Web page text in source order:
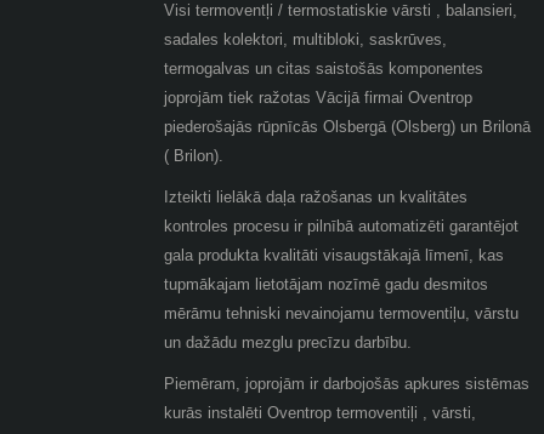
Visi termoventļi / termostatiskie vārsti , balansieri,
sadales kolektori, multibloki, saskrūves,
termogalvas un citas saistošās komponentes
joprojām tiek ražotas Vācijā firmai Oventrop
piederošajās rūpnīcās Olsbergā (Olsberg) un Brilonā
( Brilon).
Izteikti lielākā daļa ražošanas un kvalitātes
kontroles procesu ir pilnībā automatizēti garantējot
gala produkta kvalitāti visaugstākajā līmenī, kas
tupmākajam lietotājam nozīmē gadu desmitos
mērāmu tehniski nevainojamu termoventiļu, vārstu
un dažādu mezglu precīzu darbību.
Piemēram, joprojām ir darbojošās apkures sistēmas
kurās instalēti Oventrop termoventiļi , vārsti,